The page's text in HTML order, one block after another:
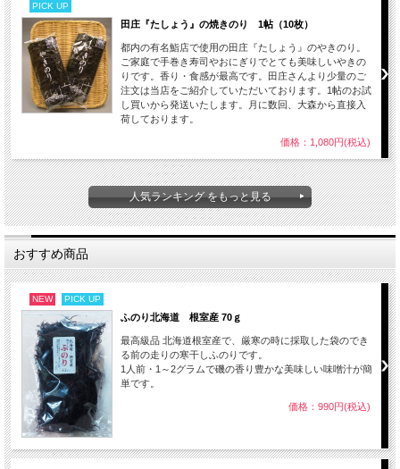
PICK UP
田庄『たしょう』の焼きのり 1帖（10枚）
都内の有名鮨店で使用の田庄『たしょう』のやきのり。
ご家庭で手巻き寿司やおにぎりでとても美味しいやきの
りです。香り・食感が最高です。田庄さんより少量のご
注文は当店をご紹介していただいております。1帖のお試
し買いから発送いたします。月に数回、大森から直接入
荷しております。
価格：1,080円(税込)
人気ランキング をもっと見る
おすすめ商品
NEW PICK UP
ふのり北海道 根室産 70ｇ
最高級品 北海道根室産で、厳寒の時に採取した袋のでき
る前の走りの寒干しふのりです。
1人前・1～2グラムで磯の香り豊かな美味しい味噌汁が簡
単です。
価格：990円(税込)